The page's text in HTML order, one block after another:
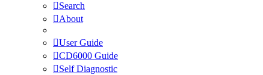
Search
About
User Guide
CD6000 Guide
Self Diagnostic